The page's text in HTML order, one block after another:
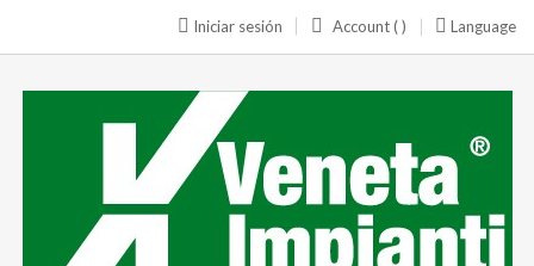
Language
Account ( )
Iniciar sesión